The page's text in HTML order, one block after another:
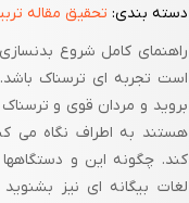
دسته بندی: تحقیق مقاله
راهنمای کامل شروع
است تجربه ای ترسناک
بروید و مردان قوی و
هستند به اطراف نگاه می
کند. چگونه این و
لغات بیگانه ای نیز